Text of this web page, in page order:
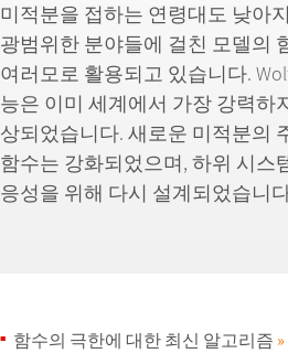
미적분을 접하는 연령대도 낮아
광범위한 분야들에 걸친 모델의
여러모로 활용되고 있습니다.
능은 이미 세계에서 가장 강력하
상되었습니다. 새로운 미적분의
함수는 강화되었으며, 하위 시스
응성을 위해 다시 설계되었습니
함수의 극한에 대한 최신 알고리즘 »